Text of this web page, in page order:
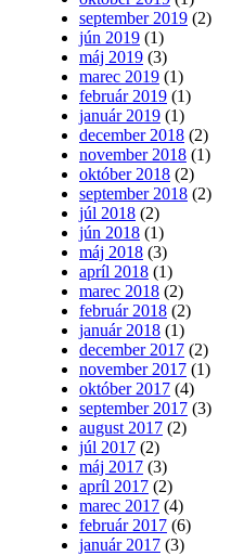
september 2019 (2)
jún 2019 (1)
máj 2019 (3)
marec 2019 (1)
február 2019 (1)
január 2019 (1)
december 2018 (2)
november 2018 (1)
október 2018 (2)
september 2018 (2)
júl 2018 (2)
jún 2018 (1)
máj 2018 (3)
apríl 2018 (1)
marec 2018 (2)
február 2018 (2)
január 2018 (1)
december 2017 (2)
november 2017 (1)
október 2017 (4)
september 2017 (3)
august 2017 (2)
júl 2017 (2)
máj 2017 (3)
apríl 2017 (2)
marec 2017 (4)
február 2017 (6)
január 2017 (3)